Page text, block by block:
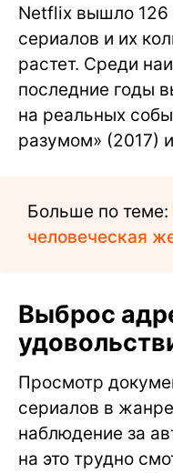
Netflix вышло 126
сериалов и их
растет. Среди
последние годы
на реальных
разумом» (2017)
Больше по теме:
человеческая
Выброс
Просмотр
сериалов в
наблюдение за
на это трудно